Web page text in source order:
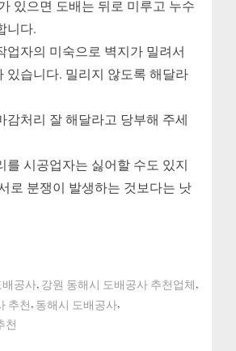
있으면 도배는 뒤로 미루고 누수
니다.
업자의 미숙으로 벽지가 밀려서
있습니다. 밀리지 않도록 해달라
감처리 잘 해달라고 당부해 주세
를 시공업자는 싫어할 수도 있지
로 분쟁이 발생하는 것보다는 낫
배공사, 강원 동해시 도배공사 추천업체,
추천, 동해시 도배공사,
천